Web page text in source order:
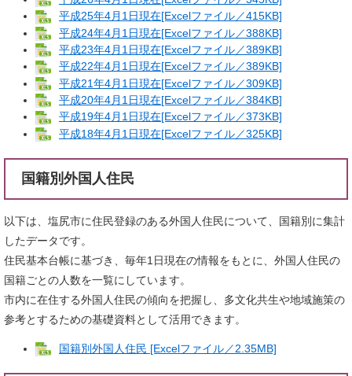
平成25年4月1日現在[Excelファイル／415KB]
平成24年4月1日現在[Excelファイル／388KB]
平成23年4月1日現在[Excelファイル／389KB]
平成22年4月1日現在[Excelファイル／389KB]
平成21年4月1日現在[Excelファイル／309KB]
平成20年4月1日現在[Excelファイル／384KB]
平成19年4月1日現在[Excelファイル／373KB]
平成18年4月1日現在[Excelファイル／325KB]
国籍別外国人住民
以下は、塩尻市に住民登録のある外国人住民について、国籍別に集計
したデータです。
住民基本台帳に基づき、毎年1日現在の情報をもとに、外国人住民の
国籍ごとの人数を一覧にしています。
市内に在住する外国人住民の傾向を把握し、多文化共生や地域施策の
参考とするための基礎資料として活用できます。
国籍別外国人住民 [Excelファイル／2.35MB]